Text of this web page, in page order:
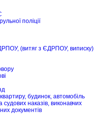
поліції
(витяг з ЄДРПОУ, виписку)
будинок, автомобіль
наказів, виконавчих
документів